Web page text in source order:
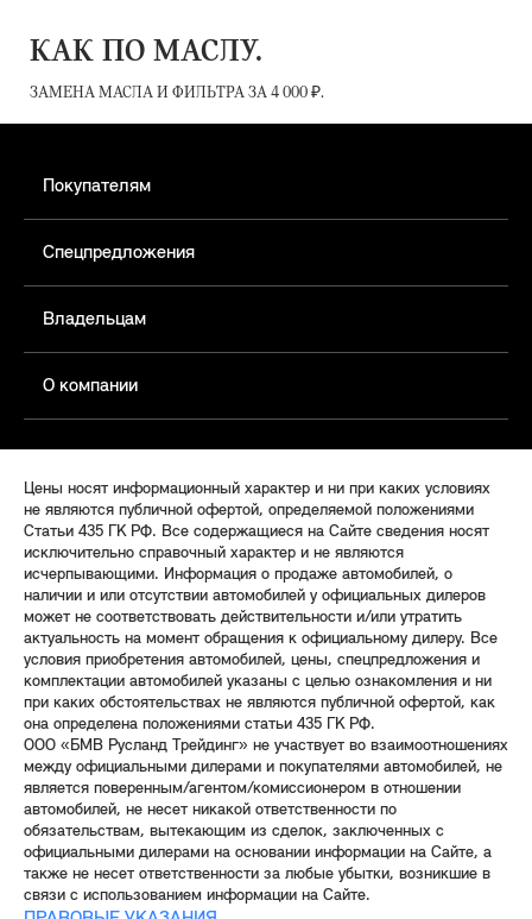
КАК ПО МАСЛУ.
ЗАМЕНА МАСЛА И ФИЛЬТРА ЗА 4 000 ₽.
Покупателям
Спецпредложения
Владельцам
О компании
Цены носят информационный характер и ни при каких условиях
не являются публичной офертой, определяемой положениями
Статьи 435 ГК РФ. Все содержащиеся на Сайте сведения носят
исключительно справочный характер и не являются
исчерпывающими. Информация о продаже автомобилей, о
наличии и или отсутствии автомобилей у официальных дилеров
может не соответствовать действительности и/или утратить
актуальность на момент обращения к официальному дилеру. Все
условия приобретения автомобилей, цены, спецпредложения и
комплектации автомобилей указаны с целью ознакомления и ни
при каких обстоятельствах не являются публичной офертой, как
она определена положениями статьи 435 ГК РФ.
ООО «БМВ Русланд Трейдинг» не участвует во взаимоотношениях
между официальными дилерами и покупателями автомобилей, не
является поверенным/агентом/комиссионером в отношении
автомобилей, не несет никакой ответственности по
обязательствам, вытекающим из сделок, заключенных с
официальными дилерами на основании информации на Сайте, а
также не несет ответственности за любые убытки, возникшие в
связи с использованием информации на Сайте.